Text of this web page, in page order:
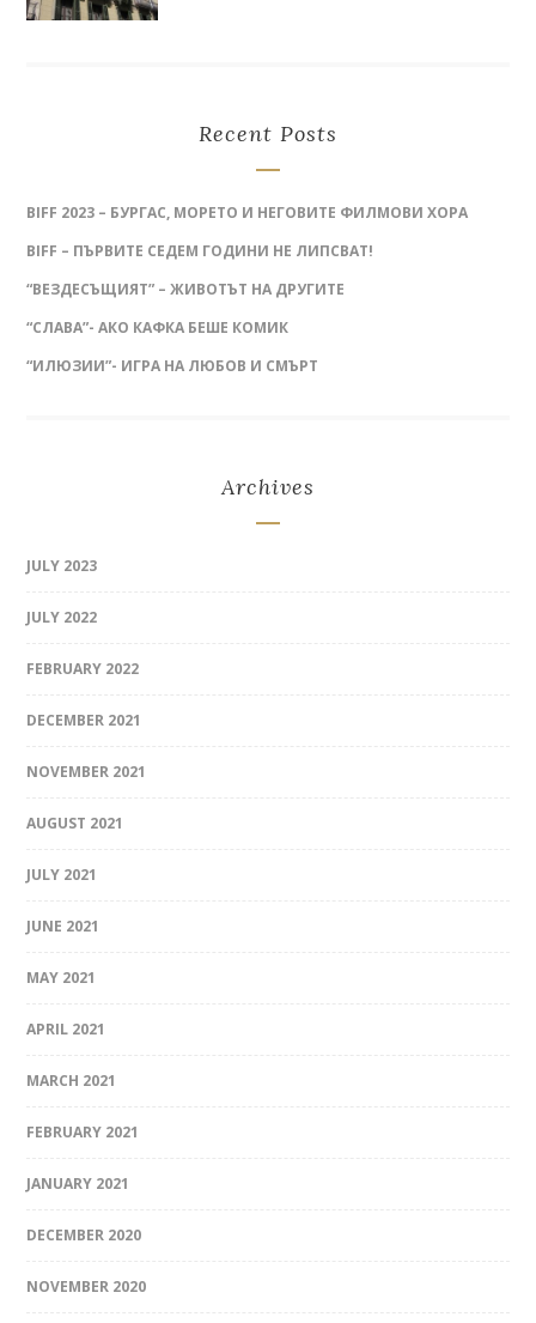
Recent Posts
BIFF 2023 – БУРГАС, МОРЕТО И НЕГОВИТЕ ФИЛМОВИ ХОРА
BIFF – ПЪРВИТЕ СЕДЕМ ГОДИНИ НЕ ЛИПСВАТ!
“ВЕЗДЕСЪЩИЯТ” – ЖИВОТЪТ НА ДРУГИТЕ
“СЛАВА”- АКО КАФКА БЕШЕ КОМИК
“ИЛЮЗИИ”- ИГРА НА ЛЮБОВ И СМЪРТ
Archives
JULY 2023
JULY 2022
FEBRUARY 2022
DECEMBER 2021
NOVEMBER 2021
AUGUST 2021
JULY 2021
JUNE 2021
MAY 2021
APRIL 2021
MARCH 2021
FEBRUARY 2021
JANUARY 2021
DECEMBER 2020
NOVEMBER 2020